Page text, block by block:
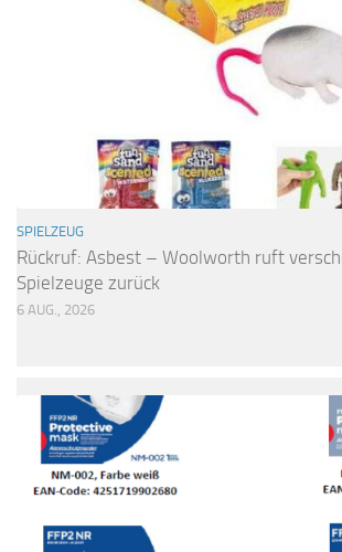
SPIELZEUG
Rückruf: Asbest – Woolworth ruft
Spielzeuge zurück
6 AUG., 2026